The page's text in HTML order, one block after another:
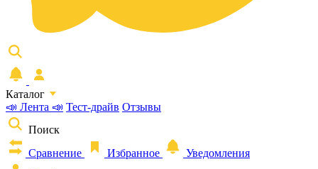
Каталог
📣 Лента 📣 Тест-драйв Отзывы
Поиск
Сравнение
Избранное
Уведомления